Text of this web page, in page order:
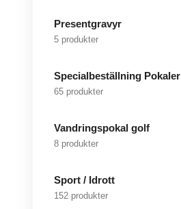
Presentgravyr
5 produkter
Specialbeställning Pokaler
65 produkter
Vandringspokal golf
8 produkter
Sport / Idrott
152 produkter